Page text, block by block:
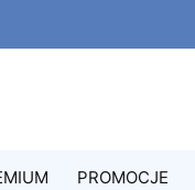
PROMOCJE